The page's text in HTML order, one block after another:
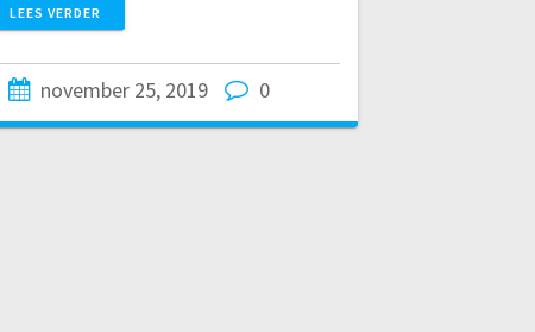
LEES VERDER
november 25, 2019 0